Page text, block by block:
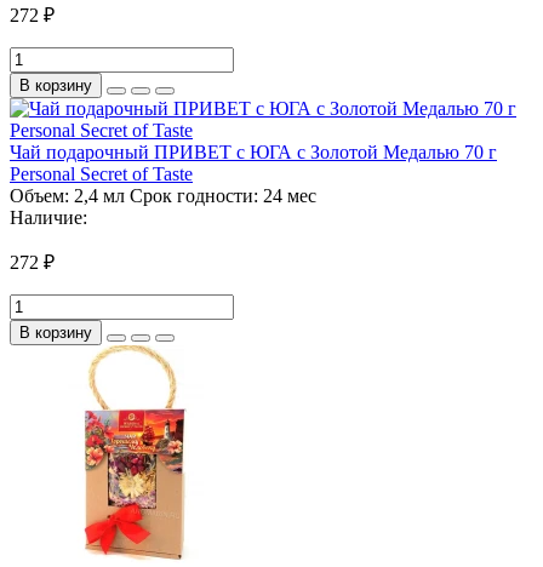
272 ₽
В корзину
Чай подарочный ПРИВЕТ с ЮГА с Золотой Медалью 70 г
Personal Secret of Taste
Объем: 2,4 мл Срок годности: 24 мес
Наличие:
272 ₽
В корзину